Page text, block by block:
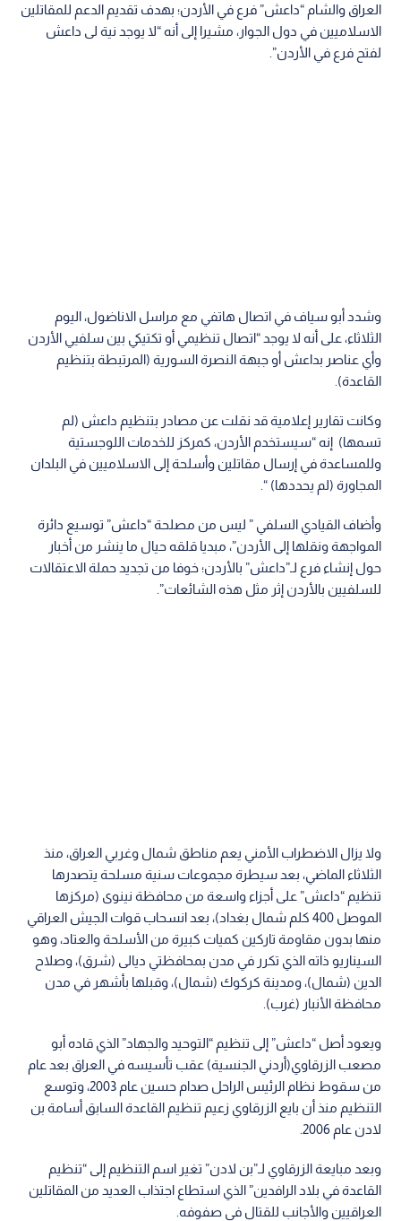
العراق والشام “داعش” فرع في الأردن؛ بهدف تقديم الدعم للمقاتلين
الاسلاميين في دول الجوار، مشيرا إلى أنه “لا يوجد نية لى داعش
لفتح فرع في الأردن”.
وشدد أبو سياف في اتصال هاتفي مع مراسل الاناضول، اليوم
الثلاثاء، على أنه لا يوجد “اتصال تنظيمي أو تكتيكي بين سلفيي الأردن
وأي عناصر بداعش أو جبهة النصرة السورية (المرتبطة بتنظيم
القاعدة).
وكانت تقارير إعلامية قد نقلت عن مصادر بتنظيم داعش (لم
تسمها) إنه “سيستخدم الأردن، كمركز للخدمات اللوجستية
وللمساعدة في إرسال مقاتلين وأسلحة إلى الاسلاميين في البلدان
المجاورة (لم يحددها) “.
وأضاف القيادي السلفي ” ليس من مصلحة “داعش” توسيع دائرة
المواجهة ونقلها إلى الأردن”، مبديا قلقه حيال ما ينشر من أخبار
حول إنشاء فرع لـ”داعش” بالأردن؛ خوفا من تجديد حملة الاعتقالات
للسلفيين بالأردن إثر مثل هذه الشائعات”.
ولا يزال الاضطراب الأمني يعم مناطق شمال وغربي العراق، منذ
الثلاثاء الماضي، بعد سيطرة مجموعات سنية مسلحة يتصدرها
تنظيم “داعش” على أجزاء واسعة من محافظة نينوى (مركزها
الموصل 400 كلم شمال بغداد)، بعد انسحاب قوات الجيش العراقي
منها بدون مقاومة تاركين كميات كبيرة من الأسلحة والعتاد، وهو
السيناريو ذاته الذي تكرر في مدن بمحافظتي ديالى (شرق)، وصلاح
الدين (شمال)، ومدينة كركوك (شمال)، وقبلها بأشهر في مدن
محافظة الأنبار (غرب).
ويعود أصل “داعش” إلى تنظيم “التوحيد والجهاد” الذي قاده أبو
مصعب الزرقاوي(أردني الجنسية) عقب تأسيسه في العراق بعد عام
من سقوط نظام الرئيس الراحل صدام حسين عام 2003، وتوسع
التنظيم منذ أن بايع الزرقاوي زعيم تنظيم القاعدة السابق أسامة بن
لادن عام 2006.
وبعد مبايعة الزرقاوي لـ”بن لادن” تغير اسم التنظيم إلى “تنظيم
القاعدة في بلاد الرافدين” الذي استطاع اجتذاب العديد من المقاتلين
العراقيين والأجانب للقتال في صفوفه.